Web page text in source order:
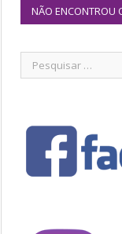
NÃO ENCONTROU